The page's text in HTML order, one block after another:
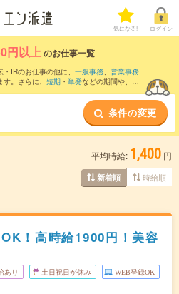
気になる! ログイン
円以上のお仕事一覧
IRのお仕事の他に、 一般事務、 営業事務
。さらに、 短期 ・ 単発などの期間や、 職
条件の変更
平均時給: 1,400 円
新着順 時給順
！高時給1900円！美容
あり 土日祝日が休み WEB登録OK